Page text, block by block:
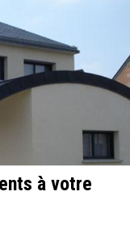
à votre